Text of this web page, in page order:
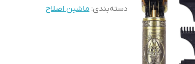
دسته‌بندی: ماشین اصلاح